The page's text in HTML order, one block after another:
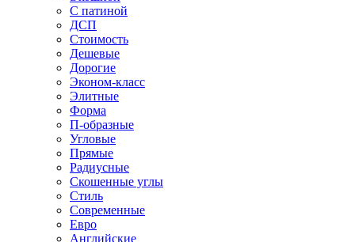
С патиной
ДСП
Стоимость
Дешевые
Дорогие
Эконом-класс
Элитные
Форма
П-образные
Угловые
Прямые
Радиусные
Скошенные углы
Стиль
Современные
Евро
Английские